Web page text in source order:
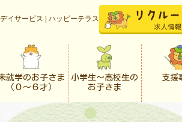
イサービス | ハッピーテラス
就学のお子さま
（０〜６才）
小学生〜高校生の
お子さま
支援